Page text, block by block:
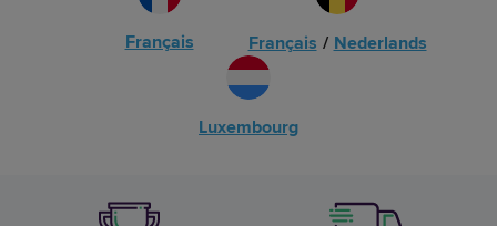
Français Français / Nederlands
Luxembourg